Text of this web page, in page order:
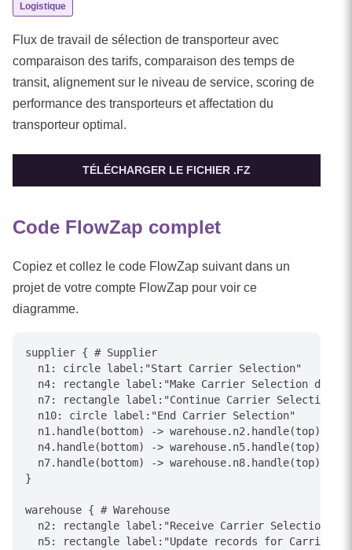
Logistique
Flux de travail de sélection de transporteur avec
comparaison des tarifs, comparaison des temps de
transit, alignement sur le niveau de service, scoring de
performance des transporteurs et affectation du
transporteur optimal.
TÉLÉCHARGER LE FICHIER .FZ
Code FlowZap complet
Copiez et collez le code FlowZap suivant dans un
projet de votre compte FlowZap pour voir ce
diagramme.
supplier { # Supplier
  n1: circle label:"Start Carrier Selection"
n4: rectangle label:"Make Carrier Selection
n7: rectangle label:"Continue Carrier Selection
  n10: circle label:"End Carrier Selection"
  n1.handle(bottom) -> warehouse.n2.handle(top)
  n4.handle(bottom) -> warehouse.n5.handle(top)
  n7.handle(bottom) -> warehouse.n8.handle(top)
}
warehouse { # Warehouse
n2: rectangle label:"Receive Carrier Selection
n5: rectangle label:"Update records for Carrier